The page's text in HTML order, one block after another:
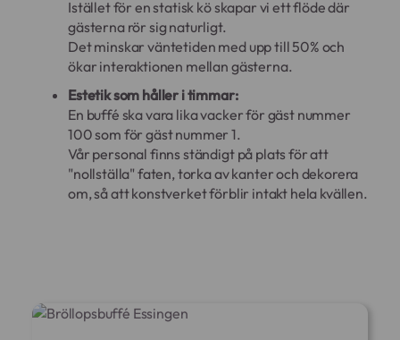
Istället för en statisk kö skapar vi ett flöde där
gästerna rör sig naturligt.
Det minskar väntetiden med upp till 50% och
ökar interaktionen mellan gästerna.
Estetik som håller i timmar:
En buffé ska vara lika vacker för gäst nummer
100 som för gäst nummer 1.
Vår personal finns ständigt på plats för att
"nollställa" faten, torka av kanter och dekorera
om, så att konstverket förblir intakt hela kvällen.